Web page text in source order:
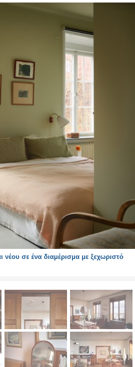
σε ένα διαμέρισμα με ξεχωριστό